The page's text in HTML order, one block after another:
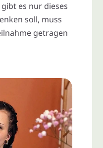
es nur dieses
soll, muss
getragen